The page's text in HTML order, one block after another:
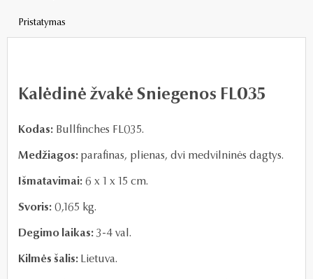
Pristatymas
Kalėdinė žvakė Sniegenos FL035
Kodas: Bullfinches FL035.
Medžiagos: parafinas, plienas, dvi medvilninės dagtys.
Išmatavimai: 6 x 1 x 15 cm.
Svoris: 0,165 kg.
Degimo laikas: 3-4 val.
Kilmės šalis: Lietuva.